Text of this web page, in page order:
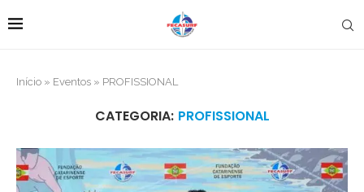
Início » Eventos » PROFISSIONAL
CATEGORIA: PROFISSIONAL